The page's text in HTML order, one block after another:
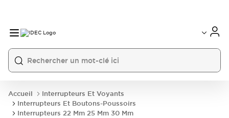
Accueil
Interrupteurs Et Voyants
Interrupteurs Et Boutons-Poussoirs
Interrupteurs 22 Mm 25 Mm 30 Mm